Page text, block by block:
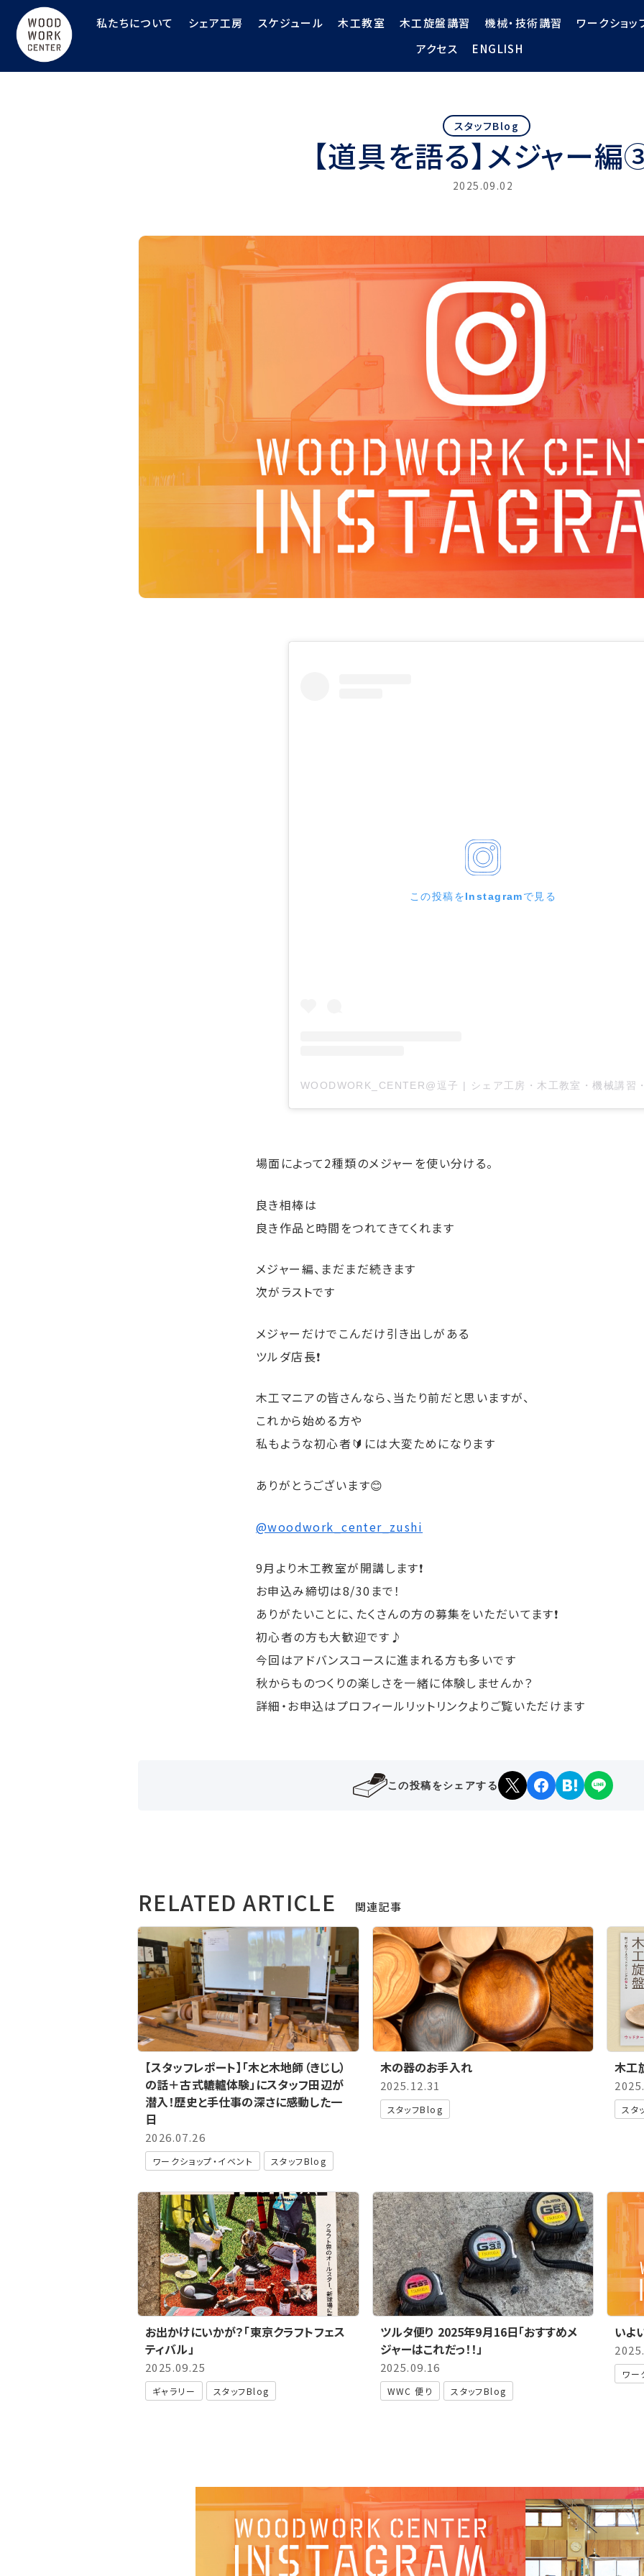
私たちについて シェア工房 スケジュール 木工教室 木工旋盤講習 機械・技術講習 ワークショッ
アクセス
ENGLISH
スタッフBlog
【道具を語る】メジャー
2025.09.02
この投稿をInstagramで見る
場面によって2種類のメジャーを使い分ける。
良き相棒は
良き作品と時間をつれてきてくれます
メジャー編、まだまだ続きます
次がラストです
メジャーだけでこんだけ引き出しがある
ツルダ店長❗️
木工マニアの皆さんなら、当たり前だと思いますが、
これから始める方や
私もような初心者🔰には大変ためになります
ありがとうございます😊
@woodwork_center_zushi
9月より木工教室が開講します❗️
お申込み締切は8/30まで！
ありがたいことに、たくさんの方の募集をいただいてます❗️
初心者の方も大歓迎です♪
今回はアドバンスコースに進まれる方も多いです
秋からものつくりの楽しさを一緒に体験しませんか？
詳細・お申込はプロフィールリットリンクよりご覧いただけます
この投稿をシェアする
RELATED ARTICLE 関連記事
【スタッフレポート】「木と木地師（きじし）
の話＋古式轆轤体験」にスタッフ田辺が
潜入！歴史と手仕事の深さに感動した一
日
2026.07.26
ワークショップ・イベント スタッフBlog
木の器のお手入れ
2025.12.31
スタッフBlog
木工
スタ
お出かけにいかが？「東京クラフトフェス
ティバル」
2025.09.25
ギャラリー スタッフBlog
ツルタ便り 2025年9月16日「おすすめメ
ジャーはこれだっ！！」
2025.09.16
WWC 便り スタッフBlog
いよ
ワー